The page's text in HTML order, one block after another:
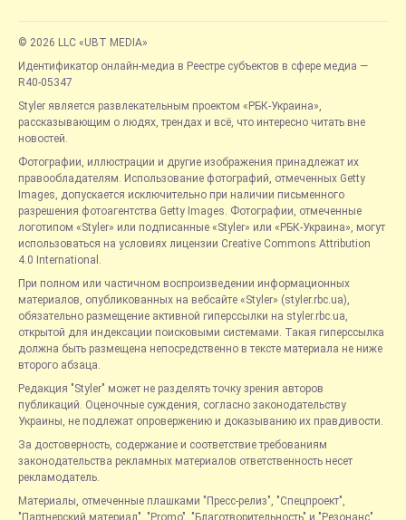
© 2026 LLC «UBT MEDIA»
Идентификатор онлайн-медиа в Реестре субъектов в сфере медиа —
R40-05347
Styler является развлекательным проектом «РБК-Украина»,
рассказывающим о людях, трендах и всё, что интересно читать вне
новостей.
Фотографии, иллюстрации и другие изображения принадлежат их
правообладателям. Использование фотографий, отмеченных Getty
Images, допускается исключительно при наличии письменного
разрешения фотоагентства Getty Images. Фотографии, отмеченные
логотипом «Styler» или подписанные «Styler» или «РБК-Украина», могут
использоваться на условиях лицензии Creative Commons Attribution
4.0 International.
При полном или частичном воспроизведении информационных
материалов, опубликованных на вебсайте «Styler» (styler.rbc.ua),
обязательно размещение активной гиперссылки на styler.rbc.ua,
открытой для индексации поисковыми системами. Такая гиперссылка
должна быть размещена непосредственно в тексте материала не ниже
второго абзаца.
Редакция "Styler" может не разделять точку зрения авторов
публикаций. Оценочные суждения, согласно законодательству
Украины, не подлежат опровержению и доказыванию их правдивости.
За достоверность, содержание и соответствие требованиям
законодательства рекламных материалов ответственность несет
рекламодатель.
Материалы, отмеченные плашками "Пресс-релиз", "Спецпроект",
"Партнерский материал", "Promo", "Благотворительность" и "Резонанс",